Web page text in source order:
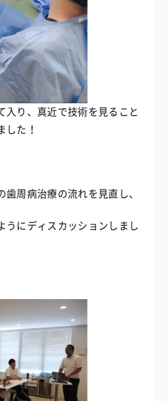
入り、真近で技術を見ること
した！
周病治療の流れを見直し、
うにディスカッションしまし